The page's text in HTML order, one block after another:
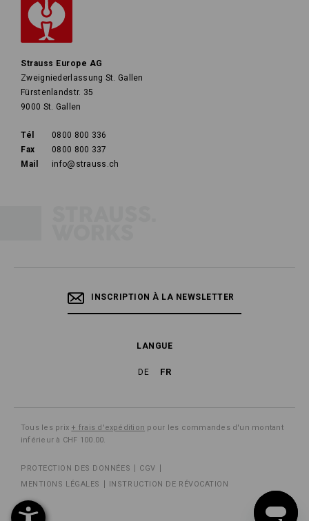
Strauss Europe AG
Zweigniederlassung St. Gallen
Fürstenlandstr. 35
9000 St. Gallen
Tél
0800 800 336
Fax
0800 800 337
Mail
info@strauss.ch
INSCRIPTION À LA NEWSLETTER
LANGUE
DE FR
Tous les prix + frais d'expédition pour les commandes d'un montant
inférieur à CHF 100.00.
PROTECTION DES DONNÉES
CGV
MENTIONS LÉGALES
INSTRUCTION DE RÉVOCATION